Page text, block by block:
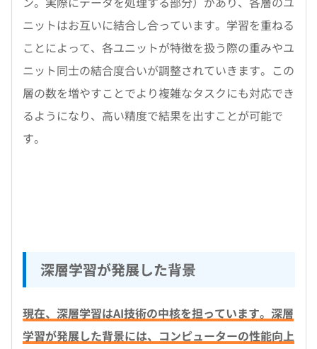
ニットはお互いに結合し合っています。学習を重ねる
ことによって、各ユニットが特徴を扱う際の重みやユ
ニット同士の結合度合いが調整されていきます。この
層の数を増やすことでより複雑なタスクにも対応でき
るようになり、高い精度で結果を出すことが可能で
す。
深層学習が発展した背景
現在、深層学習はAI技術の中核を担っています。深層
学習が発展した背景には、コンピューターの性能向上